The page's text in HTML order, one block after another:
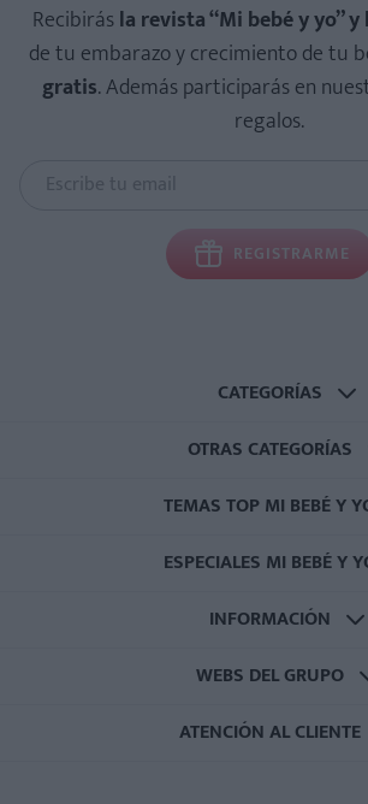
Recibirásla revista “Mi bebé y yo”
de tu embarazo y crecimiento de tu
gratis. Además participarás en
regalos.
REGISTRARME
CATEGORÍAS
OTRAS CATEGORÍAS
TEMAS TOP MI BEBÉ Y
ESPECIALES MI BEBÉ Y
INFORMACIÓN
WEBS DEL GRUPO
ATENCIÓN AL CLIENTE